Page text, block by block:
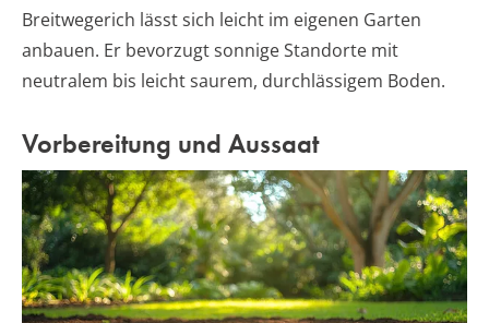
Breitwegerich lässt sich leicht im eigenen Garten
anbauen. Er bevorzugt sonnige Standorte mit
neutralem bis leicht saurem, durchlässigem Boden.
Vorbereitung und Aussaat